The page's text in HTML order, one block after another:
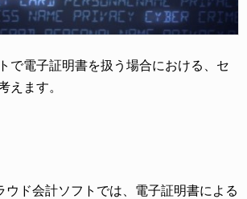
で電子証明書を扱う場合における、セ
えます。
ウド会計ソフトでは、電子証明書による